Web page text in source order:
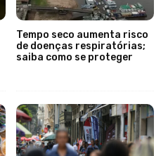
Tempo seco aumenta risco
de doenças respiratórias;
saiba como se proteger